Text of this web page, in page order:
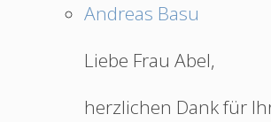
Andreas Basu
Liebe Frau Abel,
herzlichen Dank für